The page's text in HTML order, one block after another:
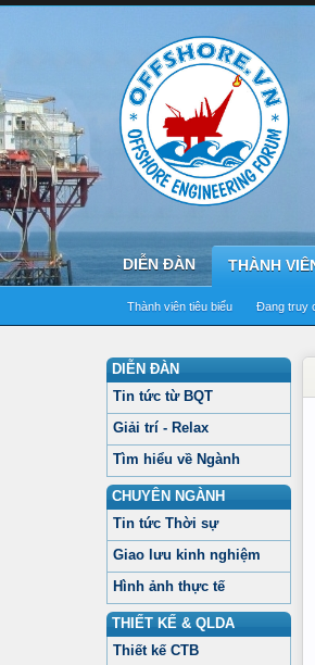
DIỄN ĐÀN THÀNH
Thành viên tiêu biểu Đang truy
DIỄN ĐÀN
Tin tức từ BQT
Giải trí - Relax
Tìm hiểu về Ngành
CHUYÊN NGÀNH
Tin tức Thời sự
Giao lưu kinh nghiệm
Hình ảnh thực tế
THIẾT KẾ & QLDA
Thiết kế CTB